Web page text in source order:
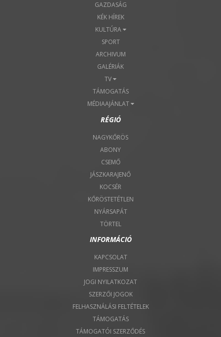
GAZDASÁG
KÉK HÍREK
KULTÚRA
SPORT
ARCHIVUM
GALÉRIÁK
TV
TÁMOGATÁS
MÉDIAAJÁNLAT
RÉGIÓ
NAGYKŐRÖS
ABONY
CSEMŐ
JÁSZKARAJENŐ
KOCSÉR
KŐRÖSTETÉTLEN
NYÁRSAPÁT
TÖRTEL
INFORMÁCIÓ
KAPCSOLAT
IMPRESSZUM
JOGI NYILATKOZAT
SZERZŐI JOGOK
FELHASZNÁLÁSI FELTÉTELEK
TÁMOGATÁS
TÁMOGATÓI SZERZŐDÉS